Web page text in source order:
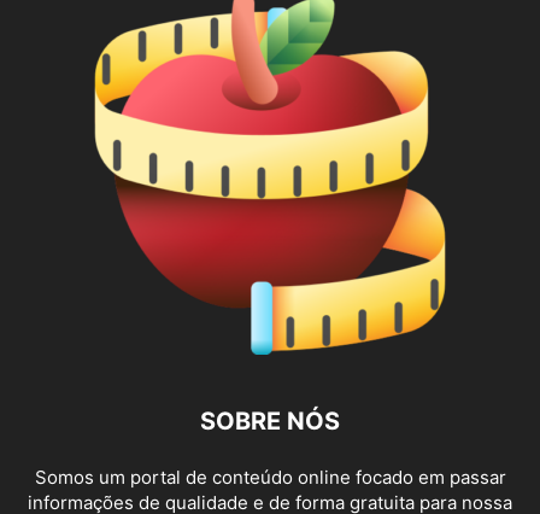
SOBRE NÓS
Somos um portal de conteúdo online focado em passar
informações de qualidade e de forma gratuita para nossa